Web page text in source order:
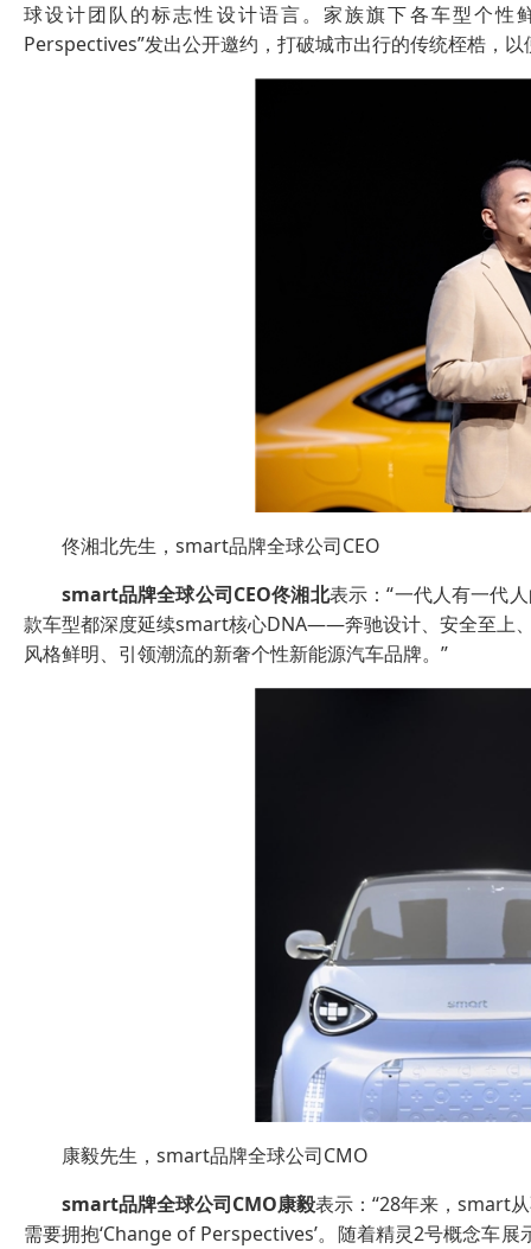
球设计团队的标志性设计语言。家族旗下各车型个性
Perspectives”发出公开邀约，打破城市出行的传统桎梏，
佟湘北先生，smart品牌全球公司CEO
smart品牌全球公司CEO佟湘北表示：“一代人有一代
款车型都深度延续smart核心DNA——奔驰设计、安全至上
风格鲜明、引领潮流的新奢个性新能源汽车品牌。”
康毅先生，smart品牌全球公司CMO
smart品牌全球公司CMO康毅表示：“28年来，smart
需要拥抱‘Change of Perspectives’。随着精灵2号概念车